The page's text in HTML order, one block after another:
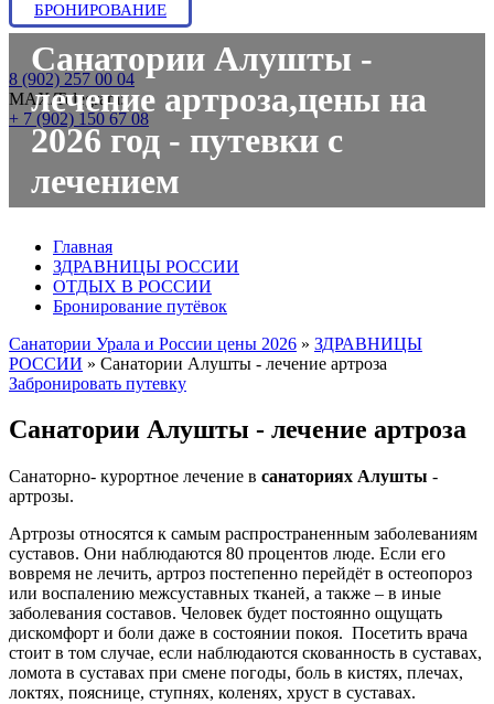
БРОНИРОВАНИЕ
8 (902) 257 00 04
МАХ/Telegram:
+ 7 (902) 150 67 08
Санатории Алушты -
лечение артроза,цены на
2026 год - путевки с
лечением
Главная
ЗДРАВНИЦЫ РОССИИ
ОТДЫХ В РОССИИ
Бронирование путёвок
Санатории Урала и России цены 2026 » ЗДРАВНИЦЫ
РОССИИ » Санатории Алушты - лечение артроза
Забронировать путевку
Санатории Алушты - лечение артроза
Санаторно- курортное лечение в санаториях Алушты -
артрозы.
Артрозы относятся к самым распространенным заболеваниям
суставов. Они наблюдаются 80 процентов люде. Если его
вовремя не лечить, артроз постепенно перейдёт в остеопороз
или воспалению межсуставных тканей, а также – в иные
заболевания составов. Человек будет постоянно ощущать
дискомфорт и боли даже в состоянии покоя. Посетить врача
стоит в том случае, если наблюдаются скованность в суставах,
ломота в суставах при смене погоды, боль в кистях, плечах,
локтях, пояснице, ступнях, коленях, хруст в суставах.